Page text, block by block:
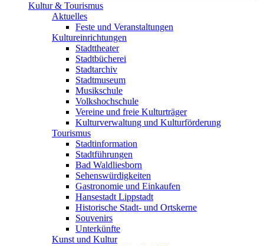
Kultur & Tourismus
Aktuelles
Feste und Veranstaltungen
Kultureinrichtungen
Stadttheater
Stadtbücherei
Stadtarchiv
Stadtmuseum
Musikschule
Volkshochschule
Vereine und freie Kulturträger
Kulturverwaltung und Kulturförderung
Tourismus
Stadtinformation
Stadtführungen
Bad Waldliesborn
Sehenswürdigkeiten
Gastronomie und Einkaufen
Hansestadt Lippstadt
Historische Stadt- und Ortskerne
Souvenirs
Unterkünfte
Kunst und Kultur